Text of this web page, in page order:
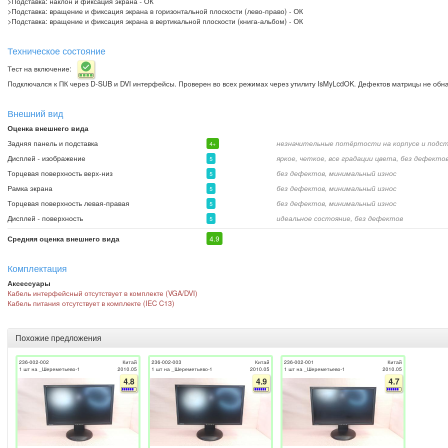
>Подставка: вращение и фиксация экрана в горизонтальной плоскости (лево-право) - ОК
>Подставка: вращение и фиксация экрана в вертикальной плоскости (книга-альбом) - ОК
Техническое состояние
Тест на включение:
Подключался к ПК через D-SUB и DVI интерфейсы. Проверен во всех режимах через утилиту IsMyLcdOK. Дефектов матрицы не
Внешний вид
Оценка внешнего вида
Задняя панель и подставка
4+
незначительные потёртости на корпусе и
Дисплей - изображение
5
яркое, четкое, все градации цвета, без
Торцевая поверхность верх-низ
5
без дефектов, минимальный износ
Рамка экрана
5
без дефектов, минимальный износ
Торцевая поверхность левая-правая
5
без дефектов, минимальный износ
Дисплей - поверхность
5 идеальное состояние, без дефектов
Средняя оценка внешнего вида 4.9
Комплектация
Аксессуары
Кабель интерфейсный отсутствует в комплекте (VGA/DVI)
Кабель питания отсутствует в комплекте (IEC C13)
Похожие предложения
236-002-002
1 шт на _Шереметьево-1
Китай
2010.05
4.8
236-002-003
1 шт на _Шереметьево-1
Китай
2010.05
4.9
236-002-001
1 шт на _Шереметьево-1
Китай
2010.05
4.7